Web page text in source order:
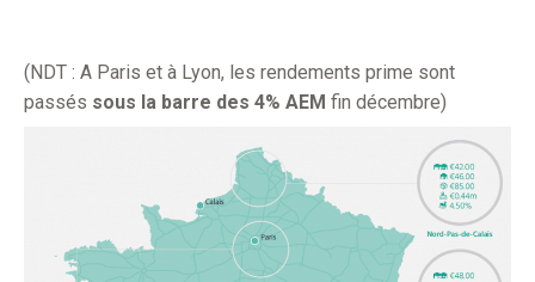
(NDT : A Paris et à Lyon, les rendements prime sont
passés sous la barre des 4% AEM fin décembre)